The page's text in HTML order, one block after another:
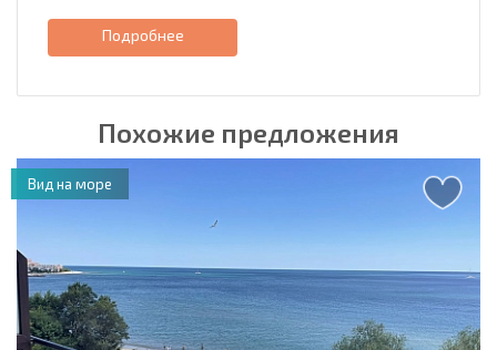
Подробнее
Похожие предложения
Вид на море